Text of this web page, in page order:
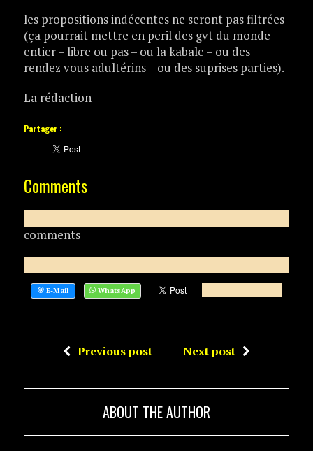
les propositions indécentes ne seront pas filtrées
(ça pourrait mettre en peril des gvt du monde
entier – libre ou pas – ou la kabale – ou des
rendez vous adultérins – ou des suprises parties).
La rédaction
Partager :
Comments
comments
Previous post Next post
ABOUT THE AUTHOR